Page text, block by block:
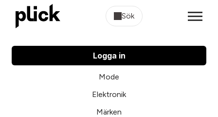
Sök
Logga in
Mode
Elektronik
Märken